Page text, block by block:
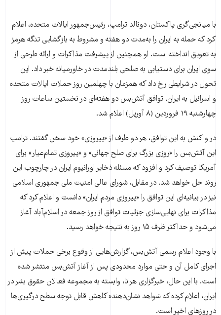
با میانجی‌گری پاکستان، دونالد ترامپ، رئیس‌جمهور ایالات متحده، اعلام
کرد که حمله به ایران را به‌مدت دو هفته و مشروط به بازگشایی تنگه هرمز
به تعویق انداخته است. او همچنین از پیشرفت مذاکرات و ارائه طرحی از
سوی ایران برای دستیابی به صلحی بلندمدت در خاورمیانه خبر داد. این
تحول در شرایطی رخ داد که همزمان با چهلمین روز حملات ایالات متحده
و اسرائیل به ایران، توافق آتش‌بس دو هفته‌ای در نخستین ساعات روز
چهارشنبه ۱۹ فروردین (۸ آوریل) اعلام شد.
در واکنش به این توافق، هر دو طرف از «پیروزی» خود سخن گفتند. ترامپ
این آتش‌بس را «روزی بزرگ برای صلح جهانی» و «پیروزی تمام‌عیار» برای
آمریکا توصیف کرد و افزود که مسئله ذخایر اورانیوم ایران در چارچوب این
روند حل خواهد شد. در مقابل، شورای عالی امنیت ملی جمهوری اسلامی
نیز در بیانیه‌ای این توافق را «پیروزی مردم ایران» دانست و اعلام کرد که
مذاکرات برای نهایی‌سازی جزئیات توافق از روز جمعه در اسلام‌آباد آغاز
می‌شود و حداکثر ظرف ۱۵ روز به نتیجه خواهد رسید.
با وجود اعلام رسمی آتش‌بس، گزارش‌هایی از وقوع برخی حملات پیش از
اجرای کامل آن و حتی موارد محدودی پس از آغاز آتش‌بس منتشر شده
است. با این حال، خبرگزاری هرانا، وابسته به مجموعه فعالان حقوق بشر در
ایران، اعلام کرده که شواهد نشان‌دهنده کاهش قابل توجه سطح درگیری‌ها
در روزهای اخیر است.